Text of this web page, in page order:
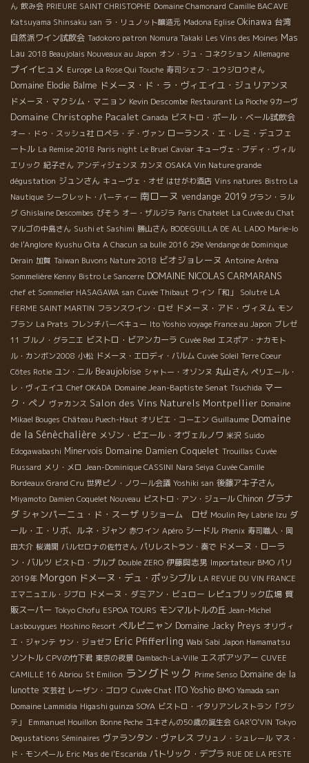
ん 飲み会 PRIEURE SAINT CHRISTOPHE Domaine Chamonard Camille BACAVE
Katsuyama Shinsaku san ラ・リュノット醸造元 Madona Eglise Okinawa 台湾
自然派ワイン試飲会 Tadokoro patron Nomura Takaki Les Vins des Moines Mas
Lau 2018 Beaujolais Nouveaux au Japon オン・ジュ・コネクション Allemagne
プイイヒュメ Europe La Rose Qui Touche 寿司シェフ・ユウジロウさん
Domaine Elodie Balme ドメーヌ・ド・ラ・ヴィエイユ・ジュリアンヌ
ドメーヌ・マクシム・マニョン Kevin Descombe Restaurant La Pioche 9カーヴ
Domaine Christophe Pacalet Canada ビストロ・ポール・ベール試飲会
オー・ドゥ・スッシュ社 ロペラ・デ・ヴァン ローランス・エ・レミ・デュフェ
ートル La Remise 2018 Paris night Le Bruel Caviar キューヴェ・ブディ・ヴィル
エリック 紀子さん アンディジェンヌ カンヌ OSAKA Vin Nature grande
dégustation ジュンさん キューヴェ・オゼ はせがわ酒店 Vins natures Bistro La
Nautique シークレット・パーティー 南ローヌ vendange 2019 グラン・ラル
グ Ghislaine Descombes びそう オー・ザルジラ Paris Chatelet La Cuvée du Chat
マルゴの中島さん Sushi et Sashimi 勝山さん BODEGUILLA DE AL LADO Marie-lo
de l'Anglore Kyushu Oita A Chacun sa bulle 2016 29e Vendange de Dominique
Derain 加賀 Taiwan Buvons Nature 2018 ビオジョレーヌ Antoine Aréna
Sommelière Kenny Bistro Le Sancerre DOMAINE NICOLAS CARMARANS
chef et Sommelier HASAGAWA san Cuvée Thibaut ワイン「和」 Solutré LA
FERME SAINT MARTIN フランスワイン・ロゼ ドメーヌ・アド・ヴィヌム モン
ブラン La Prats フレンチバーベキュー Ito Yoshio voyage France au Japon ブレゼ
11 ブルノ・グラニエ ビストロ・ビアンカーラ Cuvée Red エスポア・ナカモト
ル・カンボン2008 小松 ドメーヌ・エロディ・バルム Cuvée Soleil Terre Coeur
Côtes Rotie ユン・ニル Beaujoloise シャトー・オゾンヌ 丸山さん ペリエール・
レ・ヴィエイユ Chef OKADA Domaine Jean-Baptiste Senat Tsuchida マー
ク・ペノ ヴァカンス Salon des Vins Naturels Montpellier Domaine
Mikael Bouges Château Puech-Haut オリビエ・コーエン Guillaume Domaine
de la Sénèchalière メゾン・ピエール・オヴェルノワ 米沢 Suido
Edogawabashi Minervois Domaine Damien Coquelet Trouillas Cuvée
Plussard メリ・メロ Jean-Dominique CASSINI Nara Seiya Cuvée Camille
Bordeaux Grand Cru 世界ピノ・ノワール会議 Yoshiki san 後藤アキ子さん
Miyamoto Damien Coquelet Nouveau ビストロ・アン・ジュール Chinon グラナ
ダ シャンパーニュ・ド・スーザ リショーム ロゼ Moulin Pey Labrie Izu ダ
ール・エ・リボ、ルネ・ジャン 赤ワイン Apéro シードル Phenix 寿司職人・岡
田大介 桜満開 バルセロナの佐竹さん パリレストラン・奏で ドメーヌ・ローラ
ン・バルツ ビストロ・プルプ Double ZERO 伊藤與志男 Importateur BMO パリ
2019年 Morgon ドメーヌ・デュ・ポッシブル LA REVUE DU VIN FRANCE
エマニュエル・ジブロ ドメーヌ・ダミアン・ビュロー レピュブリック広場 質
販スーパー Tokyo Chofu ESPOA TOURS モンマルトルの丘 Jean-Michel
Lasbouygues Hoshino Resort ペルピニャン Domaine Jacky Preys オリヴィ
エ・ジャンテ サン・ジョゼフ Eric Pfifferling Wabi Sabi Japon Hamamatsu
ソントル CPVの竹下君 東京の夜景 Dambach-La-Ville エスポアツアー CUVEE
CAMILLE 16 Abriou St Emilion ラングドック Prime Senso Domaine de la
lunotte 文芸社 レーザン・ゴロワ Cuvée Chat ITO Yoshio BMO Yamada san
Domaine Lammidia Higashi guinza SOYA ビストロ・イタリアンレストラン「グシ
テ」
Emmanuel Houillon Bonne Peche ユキさんの50歳の誕生会 GAR'O'VIN Tokyo
Degustations Séminaires ヴァランタン・ヴァレス ブリュノ・シュレール マス・
ド・モンペール Eric Mas de l'Escarida パトリック・デプラ RUE DE LA PESTE